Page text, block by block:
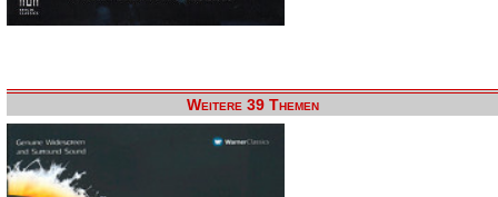
Weitere 39 Themen